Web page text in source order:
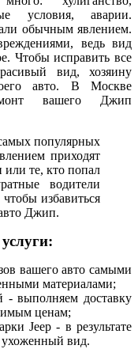
условия, аварии.
обычным явлением.
ведь вид
Чтобы исправить все
вид, хозяину
авто. В Москве
вашего Джип
популярных
приходят
или те, кто попал
водители
избавиться
Джип.
вашего авто самыми
материалами;
- выполняем доставку
ценам;
Jeep - в результате
ухоженный вид.